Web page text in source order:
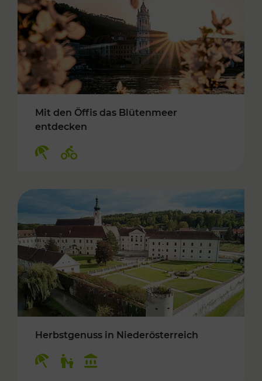
Mit den Öffis das Blütenmeer
entdecken
Herbstgenuss in Niederösterreich